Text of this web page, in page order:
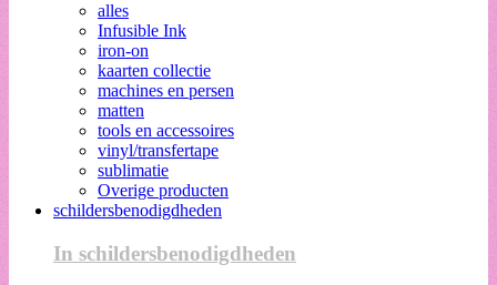
alles
Infusible Ink
iron-on
kaarten collectie
machines en persen
matten
tools en accessoires
vinyl/transfertape
sublimatie
Overige producten
schildersbenodigdheden
In schildersbenodigdheden